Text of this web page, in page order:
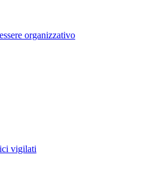
organizzativo
vigilati